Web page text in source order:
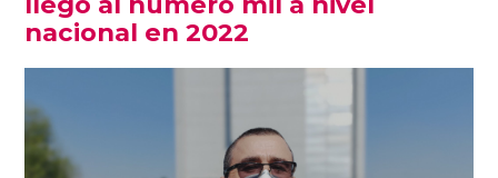
nacional en 2022